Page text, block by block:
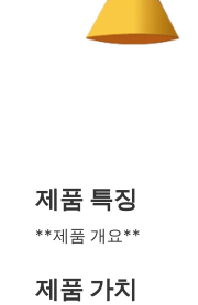
제품 특징
**제품 개요**
제품 가치